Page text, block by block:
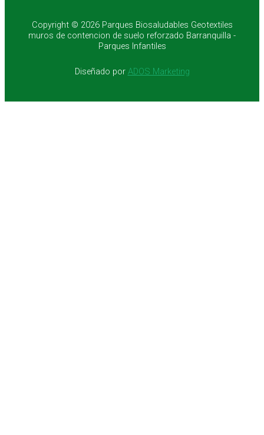
Copyright © 2026 Parques Biosaludables Geotextiles
muros de contencion de suelo reforzado Barranquilla -
Parques Infantiles
Diseñado por ADOS Marketing